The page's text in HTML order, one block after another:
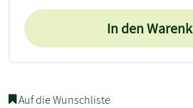
In den
Auf die Wunschliste